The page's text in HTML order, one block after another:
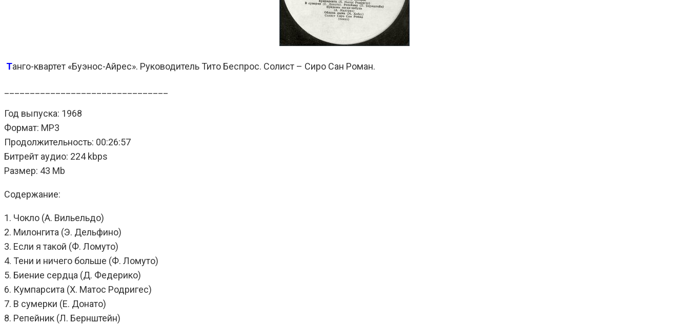
Танго-квартет «Буэнос-Айрес». Руководитель Тито Беспрос. Солист – Сиро Сан Роман.
Год выпуска: 1968
Формат: MP3
Продолжительность: 00:26:57
Битрейт аудио: 224 kbps
Размер: 43 Mb
Содержание:
1. Чокло (А. Вильельдо)
2. Милонгита (Э. Дельфино)
3. Если я такой (Ф. Ломуто)
4. Тени и ничего больше (Ф. Ломуто)
5. Биение сердца (Д. Федерико)
6. Кумпарсита (Х. Матос Родригес)
7. В сумерки (Е. Донато)
8. Репейник (Л. Бернштейн)